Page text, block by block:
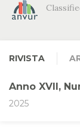
RIVISTA
Anno XVII,
2025